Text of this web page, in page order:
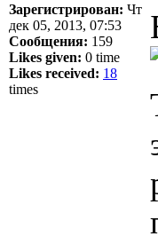
Зарегистрирован: Чт
дек 05, 2013, 07:53
Сообщения: 159
Likes given: 0 time
Likes received: 18
times